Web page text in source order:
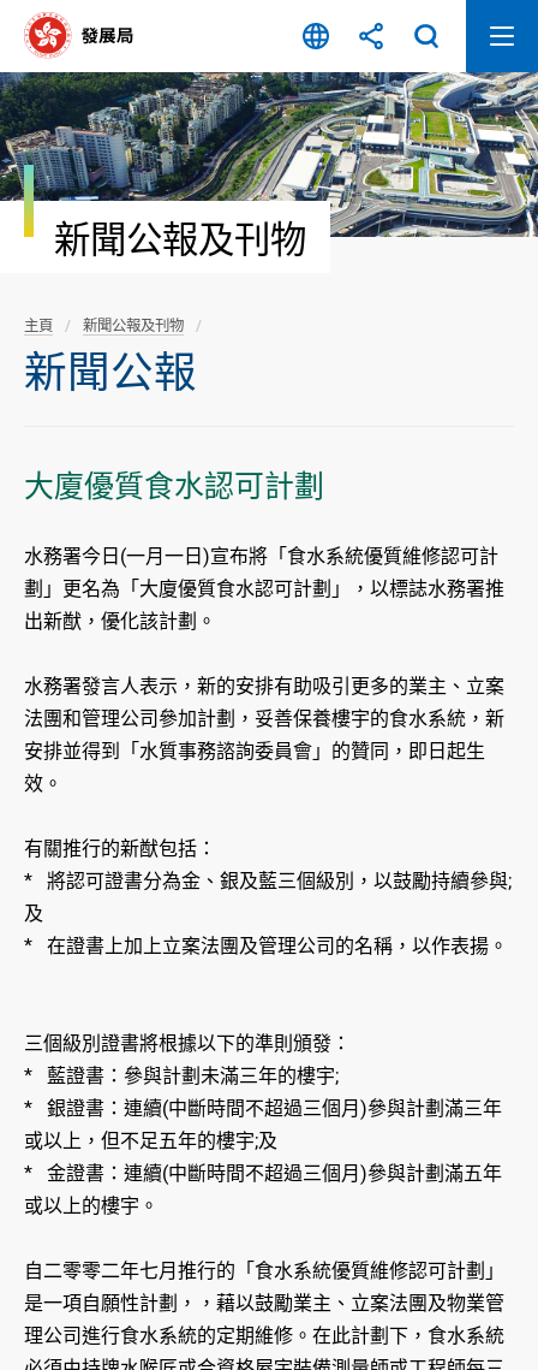
容
開
始
新聞公報及刊物
主頁 新聞公報及刊物
新聞公報
大廈優質食水認可計劃
水務署今日(一月一日)宣布將「食水系統優質維修認可計
劃」更名為「大廈優質食水認可計劃」，以標誌水務署推
出新猷，優化該計劃。
水務署發言人表示，新的安排有助吸引更多的業主、立案
法團和管理公司參加計劃，妥善保養樓宇的食水系統，新
安排並得到「水質事務諮詢委員會」的贊同，即日起生
效。
有關推行的新猷包括：
* 將認可證書分為金、銀及藍三個級別，以鼓勵持續參與;
及
* 在證書上加上立案法團及管理公司的名稱，以作表揚。
三個級別證書將根據以下的準則頒發：
* 藍證書：參與計劃未滿三年的樓宇;
* 銀證書：連續(中斷時間不超過三個月)參與計劃滿三年
或以上，但不足五年的樓宇;及
* 金證書：連續(中斷時間不超過三個月)參與計劃滿五年
或以上的樓宇。
自二零零二年七月推行的「食水系統優質維修認可計劃」
是一項自願性計劃，，藉以鼓勵業主、立案法團及物業管
理公司進行食水系統的定期維修。在此計劃下，食水系統